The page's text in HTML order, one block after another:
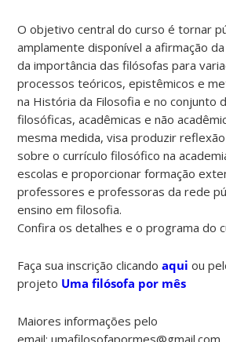
O objetivo central do curso é tornar
amplamente disponível a afirmação
da importância das filósofas para
processos teóricos, epistêmicos e
na História da Filosofia e no conjunto
filosóficas, acadêmicas e não
mesma medida, visa produzir
sobre o currículo filosófico na
escolas e proporcionar formação
professores e professoras da rede
ensino em filosofia.
Confira os detalhes e o programa do
Faça sua inscrição clicandoaqui ou
projeto Uma filósofa por mês
Maiores informações pelo
email: umafilosofapormes@gmail.com